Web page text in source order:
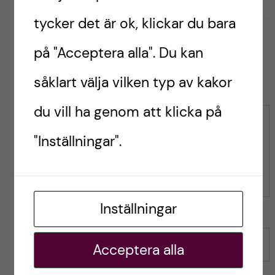
i
l
i
l
ä
g
e
t
g
i
l
r
i
n
l
ä
g
e
t
Leave a Comment
tycker det är ok, klickar du bara
på "Acceptera alla". Du kan
såklart välja vilken typ av kakor
du vill ha genom att klicka på
"Inställningar".
Inställningar
Acceptera alla